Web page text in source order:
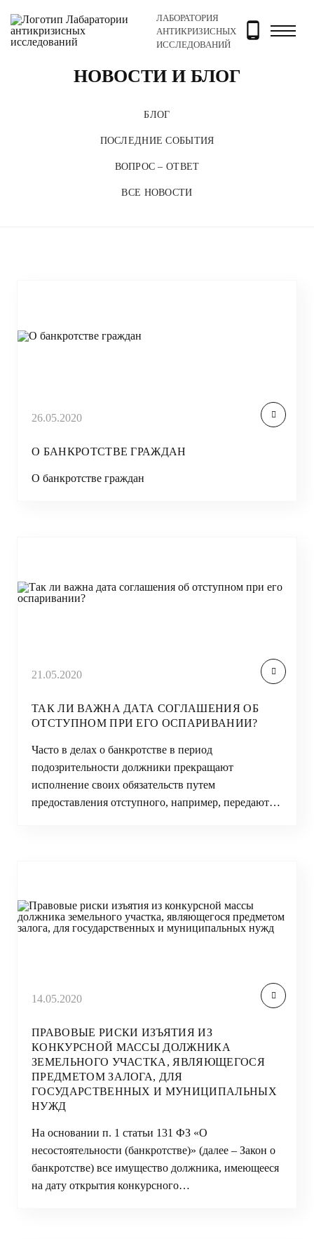
ЛАБОРАТОРИЯ
АНТИКРИЗИСНЫХ
ИССЛЕДОВАНИЙ
Главная Новости и блог
НОВОСТИ И БЛОГ
БЛОГ
ПОСЛЕДНИЕ СОБЫТИЯ
ВОПРОС – ОТВЕТ
ВСЕ НОВОСТИ
26.05.2020
О БАНКРОТСТВЕ ГРАЖДАН
О банкротстве граждан
21.05.2020
ТАК ЛИ ВАЖНА ДАТА СОГЛАШЕНИЯ ОБ
ОТСТУПНОМ ПРИ ЕГО ОСПАРИВАНИИ?
Часто в делах о банкротстве в период
подозрительности должники прекращают
исполнение своих обязательств путем
предоставления отступного, например, передают…
14.05.2020
ПРАВОВЫЕ РИСКИ ИЗЪЯТИЯ ИЗ
КОНКУРСНОЙ МАССЫ ДОЛЖНИКА
ЗЕМЕЛЬНОГО УЧАСТКА, ЯВЛЯЮЩЕГОСЯ
ПРЕДМЕТОМ ЗАЛОГА, ДЛЯ
ГОСУДАРСТВЕННЫХ И МУНИЦИПАЛЬНЫХ
НУЖД
На основании п. 1 статьи 131 ФЗ «О
несостоятельности (банкротстве)» (далее – Закон о
банкротстве) все имущество должника, имеющееся
на дату открытия конкурсного…